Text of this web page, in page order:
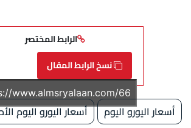
الرابط المختصر
نسخ الرابط المقال
أسعار اليورو اليوم
أسعار اليورو اليوم